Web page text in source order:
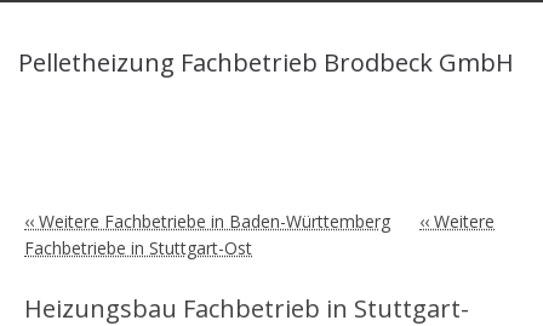
Pelletheizung Fachbetrieb Brodbeck GmbH
‹‹ Weitere Fachbetriebe in Baden-Württemberg
‹‹ Weitere
Fachbetriebe in Stuttgart-Ost
Heizungsbau Fachbetrieb in Stuttgart-